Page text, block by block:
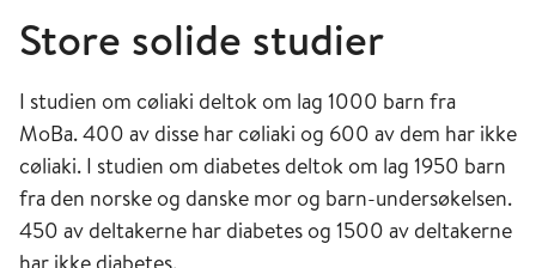
Store solide studier
I studien om cøliaki deltok om lag 1000 barn fra
MoBa. 400 av disse har cøliaki og 600 av dem har ikke
cøliaki. I studien om diabetes deltok om lag 1950 barn
fra den norske og danske mor og barn-undersøkelsen.
450 av deltakerne har diabetes og 1500 av deltakerne